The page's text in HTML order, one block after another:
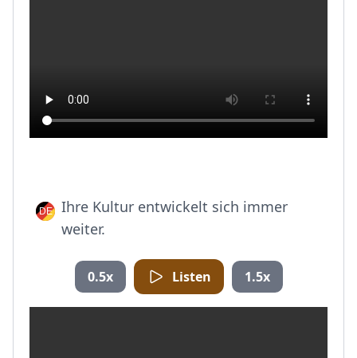
Ihre Kultur entwickelt sich immer
weiter.
0.5x Listen 1.5x